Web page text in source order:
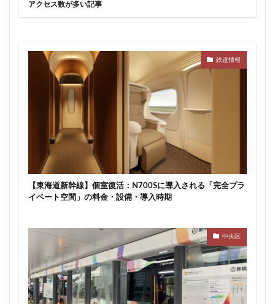
アクセス数が多い記事
鉄道情報
【東海道新幹線】個室復活：N700Sに導入される「完全プラ
イベート空間」の料金・設備・導入時期
中央区